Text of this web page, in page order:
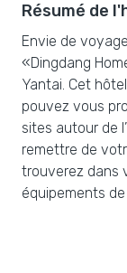
Résumé de
Envie de
«Dingdang
Yantai. Cet
pouvez vous
sites autour de
remettre de
trouverez dans
équipements